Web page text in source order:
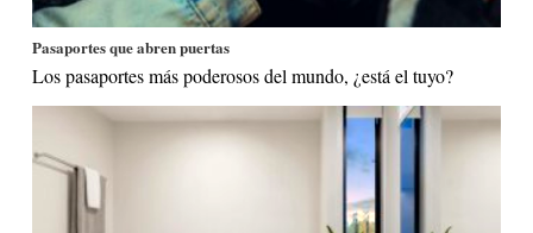
Pasaportes que abren puertas
Los pasaportes más poderosos del mundo, ¿está el tuyo?